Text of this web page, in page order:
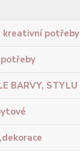
kreativní potřeby
BARVY, STYLU